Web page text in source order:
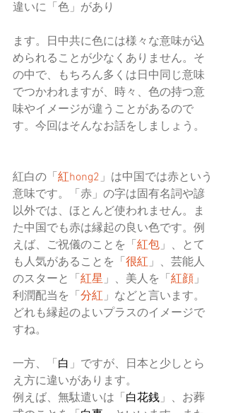
違いに「色」があり
ます。日中共に色には様々な意味が込
められることが少なくありません。そ
の中で、もちろん多くは日中同じ意味
でつかわれますが、時々、色の持つ意
味やイメージが違うことがあるので
す。今回はそんなお話をしましょう。
紅白の「 紅hong2」は中国では赤という
意味です。「赤」の字は固有名詞や諺
以外では、ほとんど使われません。ま
た中国でも赤は縁起の良い色です。例
えば、ご祝儀のことを「 紅包」、とて
も人気があることを「 很紅」、芸能人
のスターと「 紅星」、美人を「 紅顔」
利潤配当を「 分紅」などと言います。
どれも縁起のよいプラスのイメージで
すね。
一方、「 白」ですが、日本と少しとら
え方に違いがあります。
例えば、無駄遣いは「 白花銭」、お葬